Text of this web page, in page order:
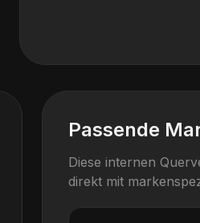
Passende
Diese internen
direkt mit